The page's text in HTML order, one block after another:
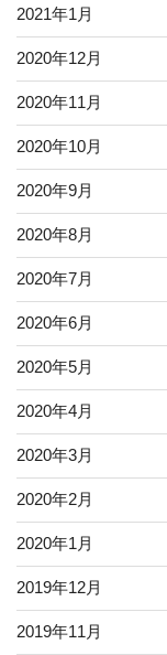
2021年1月
2020年12月
2020年11月
2020年10月
2020年9月
2020年8月
2020年7月
2020年6月
2020年5月
2020年4月
2020年3月
2020年2月
2020年1月
2019年12月
2019年11月